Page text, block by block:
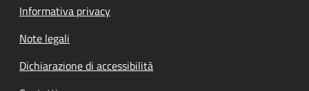
Informativa privacy
Note legali
Dichiarazione di accessibilità